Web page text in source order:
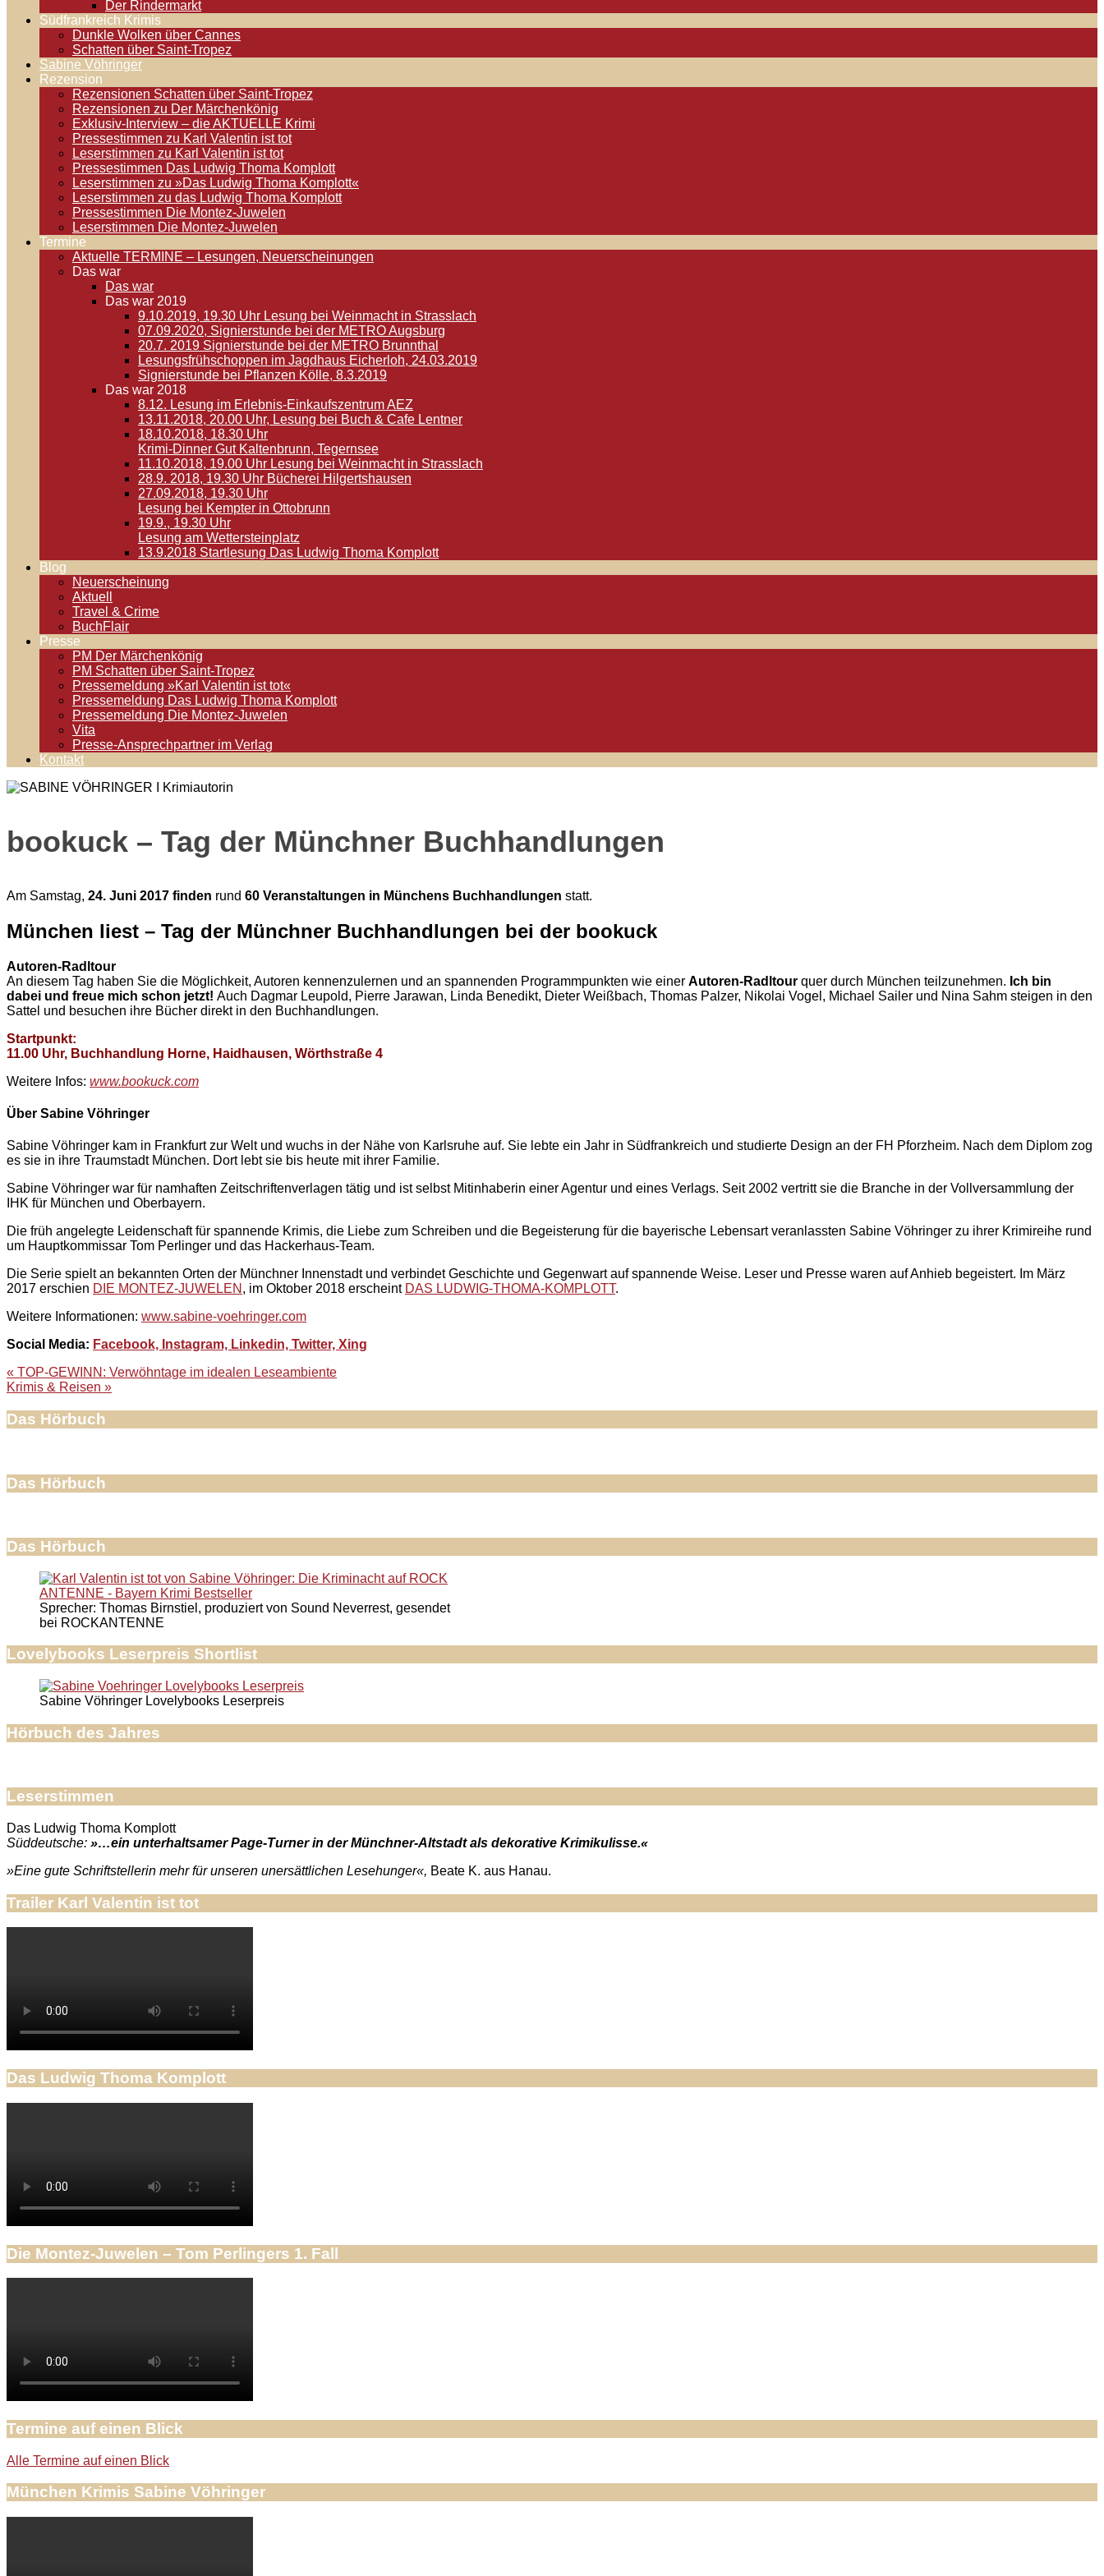
Der Rindermarkt
Südfrankreich Krimis
Dunkle Wolken über Cannes
Schatten über Saint-Tropez
Sabine Vöhringer
Rezension
Rezensionen Schatten über Saint-Tropez
Rezensionen zu Der Märchenkönig
Exklusiv-Interview – die AKTUELLE Krimi
Pressestimmen zu Karl Valentin ist tot
Leserstimmen zu Karl Valentin ist tot
Pressestimmen Das Ludwig Thoma Komplott
Leserstimmen zu »Das Ludwig Thoma Komplott«
Leserstimmen zu das Ludwig Thoma Komplott
Pressestimmen Die Montez-Juwelen
Leserstimmen Die Montez-Juwelen
Termine
Aktuelle TERMINE – Lesungen, Neuerscheinungen
Das war
Das war
Das war 2019
9.10.2019, 19.30 Uhr Lesung bei Weinmacht in Strasslach
07.09.2020, Signierstunde bei der METRO Augsburg
20.7. 2019 Signierstunde bei der METRO Brunnthal
Lesungsfrühschoppen im Jagdhaus Eicherloh, 24.03.2019
Signierstunde bei Pflanzen Kölle, 8.3.2019
Das war 2018
8.12. Lesung im Erlebnis-Einkaufszentrum AEZ
13.11.2018, 20.00 Uhr, Lesung bei Buch & Cafe Lentner
18.10.2018, 18.30 Uhr
Krimi-Dinner Gut Kaltenbrunn, Tegernsee
11.10.2018, 19.00 Uhr Lesung bei Weinmacht in Strasslach
28.9. 2018, 19.30 Uhr Bücherei Hilgertshausen
27.09.2018, 19.30 Uhr
Lesung bei Kempter in Ottobrunn
19.9., 19.30 Uhr
Lesung am Wettersteinplatz
13.9.2018 Startlesung Das Ludwig Thoma Komplott
Blog
Neuerscheinung
Aktuell
Travel & Crime
BuchFlair
Presse
PM Der Märchenkönig
PM Schatten über Saint-Tropez
Pressemeldung »Karl Valentin ist tot«
Pressemeldung Das Ludwig Thoma Komplott
Pressemeldung Die Montez-Juwelen
Vita
Presse-Ansprechpartner im Verlag
Kontakt
bookuck – Tag der Münchner Buchhandlungen
Am Samstag, 24. Juni 2017 finden rund 60 Veranstaltungen in Münchens Buchhandlungen statt.
München liest – Tag der Münchner Buchhandlungen bei der bookuck
Autoren-Radltour
An diesem Tag haben Sie die Möglichkeit, Autoren kennenzulernen und an spannenden Programmpunkten wie einer Autoren-Radltour quer durch München teilzunehmen. Ich bin
dabei und freue mich schon jetzt! Auch Dagmar Leupold, Pierre Jarawan, Linda Benedikt, Dieter Weißbach, Thomas Palzer, Nikolai Vogel, Michael Sailer und Nina Sahm steigen in den
Sattel und besuchen ihre Bücher direkt in den Buchhandlungen.
Startpunkt:
11.00 Uhr, Buchhandlung Horne, Haidhausen, Wörthstraße 4
Weitere Infos: www.bookuck.com
Über Sabine Vöhringer
Sabine Vöhringer kam in Frankfurt zur Welt und wuchs in der Nähe von Karlsruhe auf. Sie lebte ein Jahr in Südfrankreich und studierte Design an der FH Pforzheim. Nach dem Diplom zog
es sie in ihre Traumstadt München. Dort lebt sie bis heute mit ihrer Familie.
Sabine Vöhringer war für namhaften Zeitschriftenverlagen tätig und ist selbst Mitinhaberin einer Agentur und eines Verlags. Seit 2002 vertritt sie die Branche in der Vollversammlung der
IHK für München und Oberbayern.
Die früh angelegte Leidenschaft für spannende Krimis, die Liebe zum Schreiben und die Begeisterung für die bayerische Lebensart veranlassten Sabine Vöhringer zu ihrer Krimireihe rund
um Hauptkommissar Tom Perlinger und das Hackerhaus-Team.
Die Serie spielt an bekannten Orten der Münchner Innenstadt und verbindet Geschichte und Gegenwart auf spannende Weise. Leser und Presse waren auf Anhieb begeistert. Im März
2017 erschien DIE MONTEZ-JUWELEN , im Oktober 2018 erscheint DAS LUDWIG-THOMA-KOMPLOTT.
Weitere Informationen: www.sabine-voehringer.com
Social Media: Facebook, Instagram, Linkedin, Twitter, Xing
Beitragsnavigation
« TOP-GEWINN: Verwöhntage im idealen Leseambiente
Krimis & Reisen »
Das Hörbuch
Das Hörbuch
Das Hörbuch
Sprecher: Thomas Birnstiel, produziert von Sound Neverrest, gesendet
bei ROCKANTENNE
Lovelybooks Leserpreis Shortlist
Sabine Vöhringer Lovelybooks Leserpreis
Hörbuch des Jahres
Leserstimmen
Das Ludwig Thoma Komplott
Süddeutsche: »…ein unterhaltsamer Page-Turner in der Münchner-Altstadt als dekorative Krimikulisse.«
»Eine gute Schriftstellerin mehr für unseren unersättlichen Lesehunger«, Beate K. aus Hanau.
Trailer Karl Valentin ist tot
Das Ludwig Thoma Komplott
Die Montez-Juwelen – Tom Perlingers 1. Fall
Termine auf einen Blick
Alle Termine auf einen Blick
München Krimis Sabine Vöhringer